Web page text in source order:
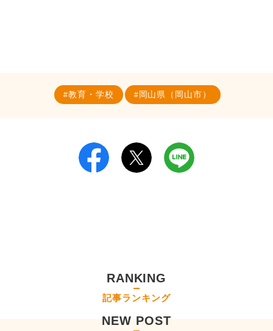
教育・学校 岡山県（岡山市）
RANKING
記事ランキング
NEW POST